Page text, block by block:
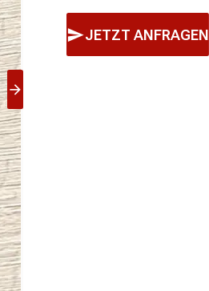
JETZT ANFRAGEN